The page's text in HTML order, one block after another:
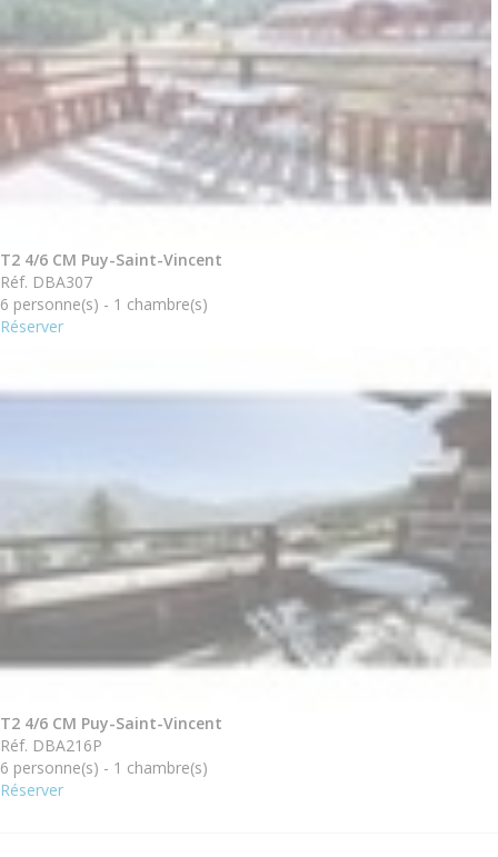
T2 4/6 CM Puy-Saint-Vincent
Réf. DBA307
6 personne(s) - 1 chambre(s)
Réserver
T2 4/6 CM Puy-Saint-Vincent
Réf. DBA216P
6 personne(s) - 1 chambre(s)
Réserver